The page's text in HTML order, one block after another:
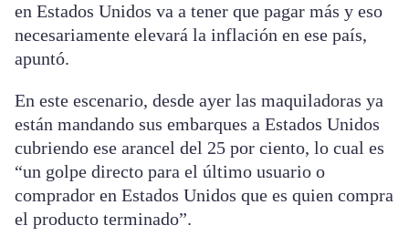
en Estados Unidos va a tener que pagar más y eso
necesariamente elevará la inflación en ese país,
apuntó.
En este escenario, desde ayer las maquiladoras ya
están mandando sus embarques a Estados Unidos
cubriendo ese arancel del 25 por ciento, lo cual es
“un golpe directo para el último usuario o
comprador en Estados Unidos que es quien compra
el producto terminado”.